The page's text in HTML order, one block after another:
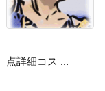
点詳細コス ...